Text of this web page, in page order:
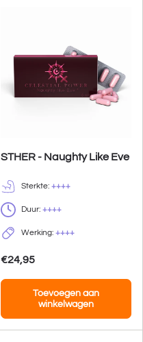
STHER - Naughty Like Eve
Sterkte: ++++
Duur: ++++
Werking: ++++
€24,95
Toevoegen aan
winkelwagen